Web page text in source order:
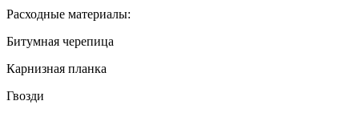
Расходные материалы:
Битумная черепица
Карнизная планка
Гвозди